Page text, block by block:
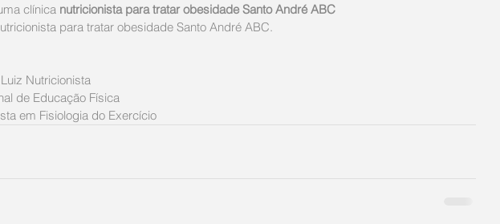
clínica nutricionista para tratar obesidade Santo André ABC
para tratar obesidade Santo André ABC.
Nutricionista
de Educação Física
em Fisiologia do Exercício